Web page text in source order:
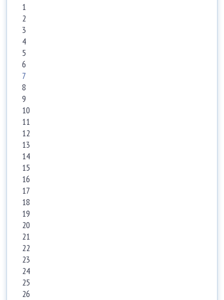
1
2
3
4
5
6
7
8
9
10
11
12
13
14
15
16
17
18
19
20
21
22
23
24
25
26